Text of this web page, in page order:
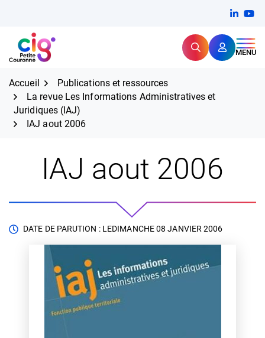
contenu
CIG Petite Couronne RechercherMENU
Expertise et proximité pour
Accueil
Publications et ressources
La revue Les Informations Administratives et
Juridiques (IAJ)
IAJ aout 2006
IAJ aout 2006
DATE DE PARUTION : LEDIMANCHE 08 JANVIER 2006